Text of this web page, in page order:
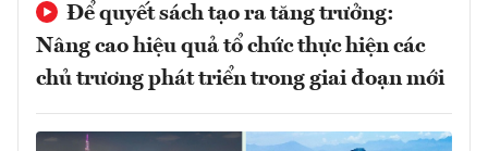
Để quyết sách tạo ra tăng trưởng:
Nâng cao hiệu quả tổ chức thực hiện các
chủ trương phát triển trong giai đoạn mới